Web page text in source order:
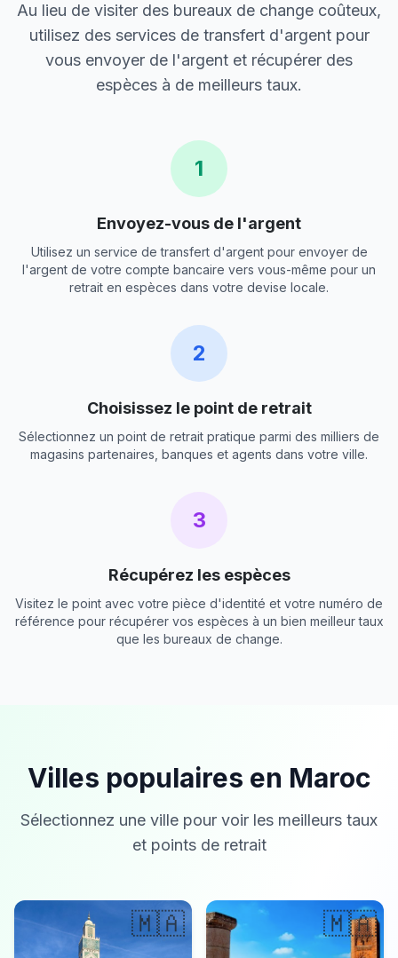
Au lieu de visiter des bureaux de change coûteux,
utilisez des services de transfert d'argent pour
vous envoyer de l'argent et récupérer des
espèces à de meilleurs taux.
1
Envoyez-vous de l'argent
Utilisez un service de transfert d'argent pour envoyer de
l'argent de votre compte bancaire vers vous-même pour un
retrait en espèces dans votre devise locale.
2
Choisissez le point de retrait
Sélectionnez un point de retrait pratique parmi des milliers de
magasins partenaires, banques et agents dans votre ville.
3
Récupérez les espèces
Visitez le point avec votre pièce d'identité et votre numéro de
référence pour récupérer vos espèces à un bien meilleur taux
que les bureaux de change.
Villes populaires en Maroc
Sélectionnez une ville pour voir les meilleurs taux
et points de retrait
🇲🇦 🇲🇦